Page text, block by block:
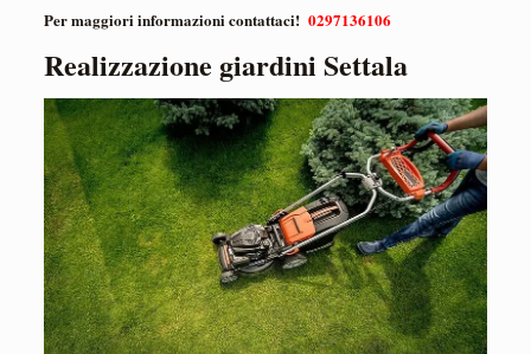
Per maggiori informazioni contattaci! 0297136106
Realizzazione giardini Settala